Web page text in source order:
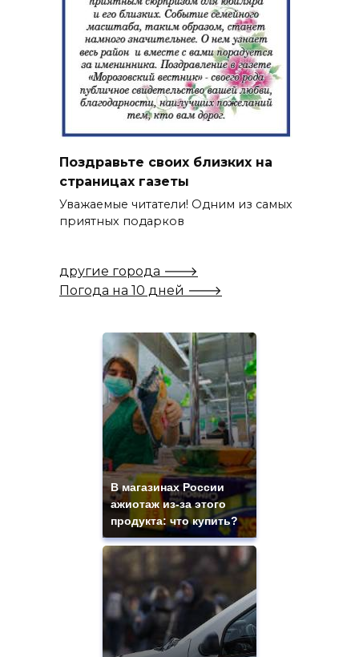
Поздравьте своих близких на
страницах газеты
Уважаемые читатели! Одним из самых
приятных подарков
другие города 🡒
Погода на 10 дней 🡒
В магазинах России
ажиотаж из-за этого
продукта: что купить?